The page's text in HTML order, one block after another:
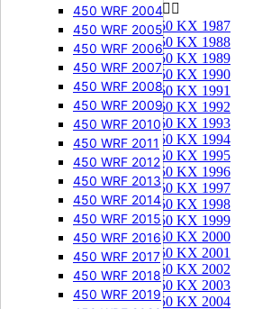
450 WRF 2004
450 WRF 2005
450 WRF 2006
450 WRF 2007
450 WRF 2008
450 WRF 2009
450 WRF 2010
450 WRF 2011
450 WRF 2012
450 WRF 2013
450 WRF 2014
450 WRF 2015
450 WRF 2016
450 WRF 2017
450 WRF 2018
450 WRF 2019
250 KX 
250 KX 1987
250 KX 1988
250 KX 1989
250 KX 1990
250 KX 1991
250 KX 1992
250 KX 1993
250 KX 1994
250 KX 1995
250 KX 1996
250 KX 1997
250 KX 1998
250 KX 1999
250 KX 2000
250 KX 2001
250 KX 2002
250 KX 2003
250 KX 2004